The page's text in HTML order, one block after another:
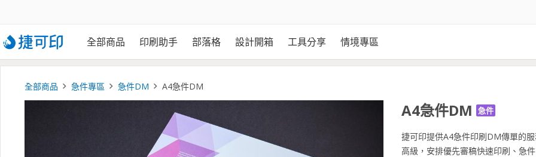
全部商品 印刷助手 部落格 設計開箱 工具分享 情境專區
全部商品 急件專區 急件DM A4急件DM
A4急件DM 急件
捷可印提供A4急件印刷DM傳單的
高級，安排優先審稿快速印刷、急